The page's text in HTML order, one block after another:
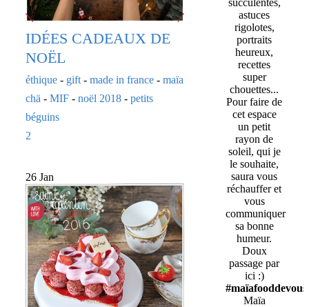
IDÉES CADEAUX DE
NOËL
éthique - gift - made in france - maïa
chä - MIF - noël 2018 - petits
béguins
2
26 Jan
astuces
rigolotes,
portraits
heureux,
recettes
super
chouettes...
Pour faire de
cet espace
un petit
rayon de
soleil, qui je
le souhaite,
saura vous
réchauffer et
vous
communiquer
sa bonne
humeur.
Doux
passage par
ici :)
#maïafooddevous
Maïa